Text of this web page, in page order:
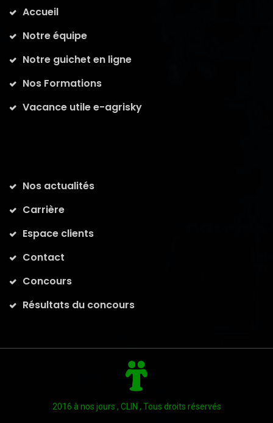
Accueil
Notre équipe
Notre guichet en ligne
Nos Formations
Vacance utile e-agrisky
Nos actualités
Carrière
Espace clients
Contact
Concours
Résultats du concours
2016 à nos jours , CLIN , Tous droits réservés